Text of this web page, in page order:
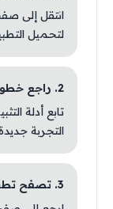
انتقل إلى
لتحميل
2. راجع خطوات التثبيت
تابع أدلة
التجربة
3. تصفح تطبيقات مشابهة